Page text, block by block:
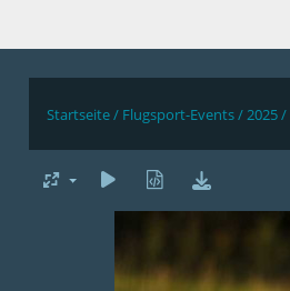
Startseite/ Flugsport-Events/2025/